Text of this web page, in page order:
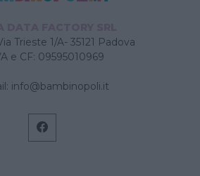
Trieste 1/A- 35121 Padova
e CF: 09595010969
info@bambinopoli.it